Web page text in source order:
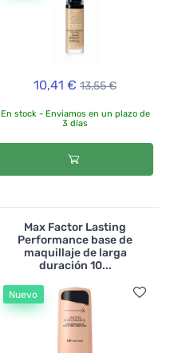
10,41 € 13,55 €
En stock - Enviamos en un plazo de
3 días
Max Factor Lasting
Performance base de
maquillaje de larga
duración 10...
Nuevo